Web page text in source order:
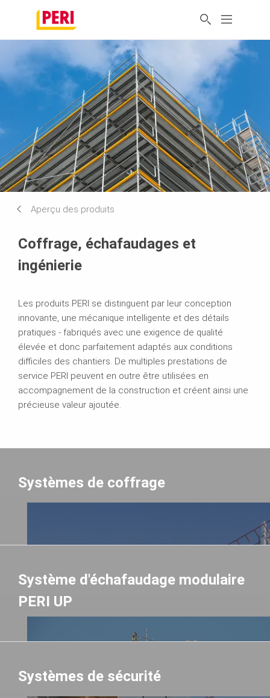
Aperçu des produits
Coffrage, échafaudages et
ingénierie
Les produits PERI se distinguent par leur conception
innovante, une mécanique intelligente et des détails
pratiques - fabriqués avec une exigence de qualité
élevée et donc parfaitement adaptés aux conditions
difficiles des chantiers. De multiples prestations de
service PERI peuvent en outre être utilisées en
accompagnement de la construction et créent ainsi une
précieuse valeur ajoutée.
Systèmes de coffrage
Système d'échafaudage modulaire
PERI UP
Systèmes de sécurité